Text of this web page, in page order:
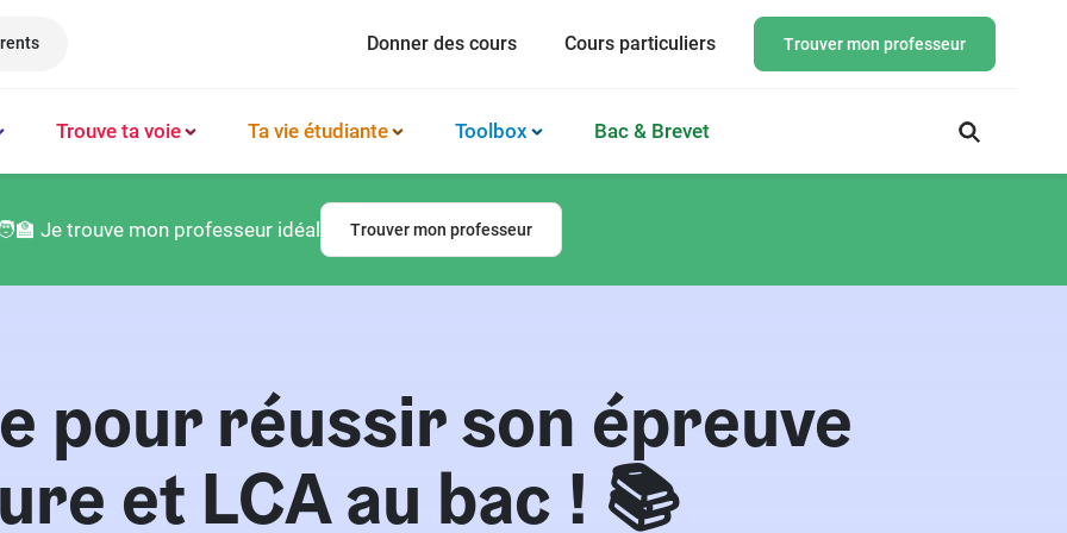
Donner des cours Cours particuliers Trouver mon professeur
Trouve ta voie Ta vie étudiante Toolbox Bac & Brevet
Je trouve mon professeur idéal Trouver mon professeur
pour réussir son épreuve
et LCA au bac ! 📚